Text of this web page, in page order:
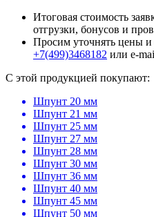
Итоговая стоимость
отгрузки, бонусов и
Просим уточнять цены
+7(499)3468182 или e-
C этой продукцией покупают:
Шпунт 20 мм
Шпунт 21 мм
Шпунт 25 мм
Шпунт 27 мм
Шпунт 28 мм
Шпунт 30 мм
Шпунт 36 мм
Шпунт 40 мм
Шпунт 45 мм
Шпунт 50 мм